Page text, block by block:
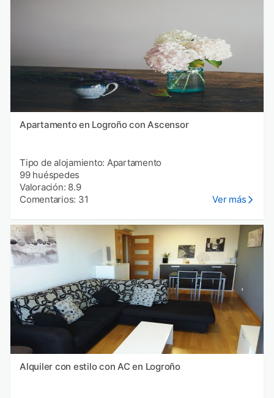
Apartamento en Logroño con Ascensor
Tipo de alojamiento: Apartamento
99 huéspedes
Valoración: 8.9
Comentarios: 31
Ver más
Alquiler con estilo con AC en Logroño